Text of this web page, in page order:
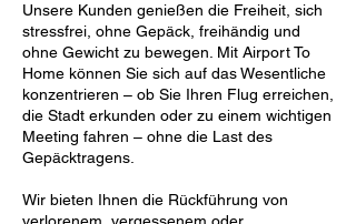
Unsere Kunden genießen die Freiheit, sich
stressfrei, ohne Gepäck, freihändig und
ohne Gewicht zu bewegen. Mit Airport To
Home können Sie sich auf das Wesentliche
konzentrieren – ob Sie Ihren Flug erreichen,
die Stadt erkunden oder zu einem wichtigen
Meeting fahren – ohne die Last des
Gepäcktragens.
Wir bieten Ihnen die Rückführung von